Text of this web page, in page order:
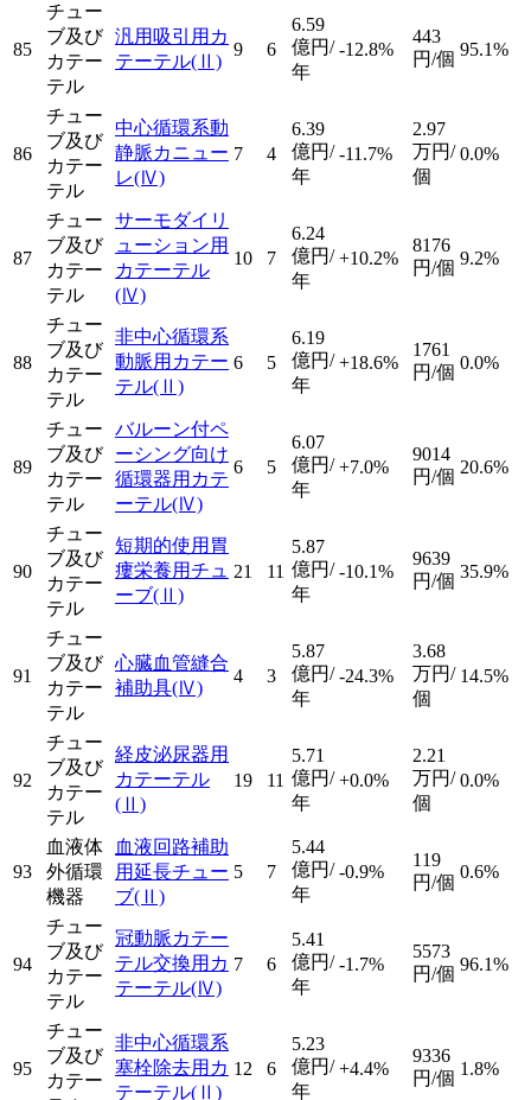
85
チュー
ブ及び
カテー
テル
汎用吸引用カ
テーテル(Ⅱ)
9 6
6.59
億円/
年
-12.8%
443
円/個 95.1%
86
チュー
ブ及び
カテー
テル
中心循環系動
静脈カニュー
レ(Ⅳ)
7 4
6.39
億円/
年
-11.7%
2.97
万円/
個
0.0%
87
チュー
ブ及び
カテー
テル
サーモダイリ
ューション用
カテーテル
(Ⅳ)
10 7
6.24
億円/
年
+10.2%
8176
円/個 9.2%
88
チュー
ブ及び
カテー
テル
非中心循環系
動脈用カテー
テル(Ⅱ)
6 5
6.19
億円/
年
+18.6%
1761
円/個 0.0%
89
チュー
ブ及び
カテー
テル
バルーン付ペ
ーシング向け
循環器用カテ
ーテル(Ⅳ)
6 5
6.07
億円/
年
+7.0%
9014
円/個 20.6%
90
チュー
ブ及び
カテー
テル
短期的使用胃
瘻栄養用チュ
ーブ(Ⅱ)
21 11
5.87
億円/
年
-10.1%
9639
円/個 35.9%
91
チュー
ブ及び
カテー
テル
心臓血管縫合
補助具(Ⅳ)
4 3
5.87
億円/
年
-24.3%
3.68
万円/
個
14.5%
92
チュー
ブ及び
カテー
テル
経皮泌尿器用
カテーテル
(Ⅱ)
19 11
5.71
億円/
年
+0.0%
2.21
万円/
個
0.0%
93
血液体
外循環
機器
血液回路補助
用延長チュー
ブ(Ⅱ)
5 7
5.44
億円/
年
-0.9%
119
円/個
0.6%
94
チュー
ブ及び
カテー
テル
冠動脈カテー
テル交換用カ
テーテル(Ⅳ)
7 6
5.41
億円/
年
-1.7%
5573
円/個 96.1%
95
チュー
ブ及び
カテー
非中心循環系
塞栓除去用カ
テーテル(Ⅱ)
12 6
5.23
億円/
年
+4.4%
9336
円/個 1.8%